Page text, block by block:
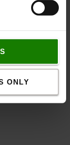
ONLY